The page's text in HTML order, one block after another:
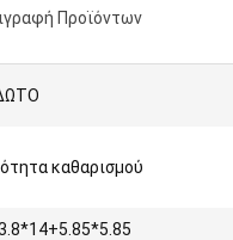
Προϊόντων
καθαρισμού